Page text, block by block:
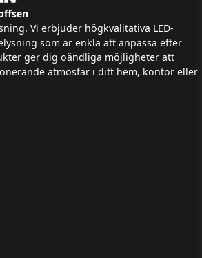
Vi erbjuder högkvalitativa LED-
som är enkla att anpassa efter
ger dig oändliga möjligheter att
atmosfär i ditt hem, kontor eller